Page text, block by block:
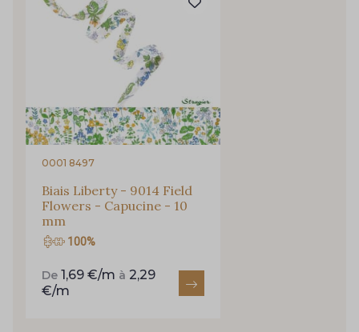
0001 8497
Biais Liberty - 9014 Field
Flowers - Capucine - 10
mm
100%
De 1,69 €/m à 2,29
€/m